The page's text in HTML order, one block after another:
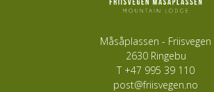
Måsåplassen - Friisvegen
2630 Ringebu
T +47 995 39 110
post@friisvegen.no